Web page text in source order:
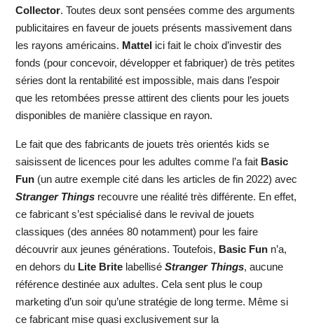
Collector. Toutes deux sont pensées comme des arguments
publicitaires en faveur de jouets présents massivement dans
les rayons américains. Mattelici fait le choix d’investir des
fonds (pour concevoir, développer et fabriquer) de très petites
séries dont la rentabilité est impossible, mais dans l’espoir
que les retombées presse attirent des clients pour les jouets
disponibles de manière classique en rayon.
Le fait que des fabricants de jouets très orientés kids se
saisissent de licences pour les adultes comme l’a fait Basic
Fun(un autre exemple cité dans les articles de fin 2022) avec
Stranger Things recouvre une réalité très différente. En effet,
ce fabricant s’est spécialisé dans le revival de jouets
classiques (des années 80 notamment) pour les faire
découvrir aux jeunes générations. Toutefois, Basic Funn’a,
en dehors du Lite Britelabellisé Stranger Things, aucune
référence destinée aux adultes. Cela sent plus le coup
marketing d’un soir qu’une stratégie de long terme. Même si
ce fabricant mise quasi exclusivement sur la